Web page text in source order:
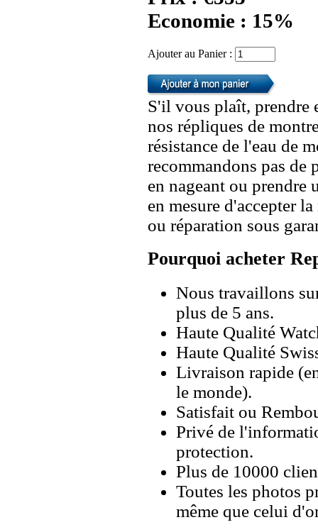
Economie : 15%
Ajouter au Panier :
S'il vous plaît, prendre
nos répliques de
résistance de l'eau de
recommandons pas de
en nageant ou prendre
en mesure d'accepter
ou réparation sous
Pourquoi acheter
Nous travaillons
plus de 5 ans.
Haute Qualité
Haute Qualité
Livraison rapide
le monde).
Satisfait ou
Privé de
protection.
Plus de 10000
Toutes les photos
même que celui